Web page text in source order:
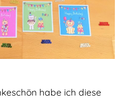
habe ich diese